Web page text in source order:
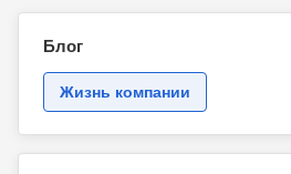
Блог
Жизнь компании